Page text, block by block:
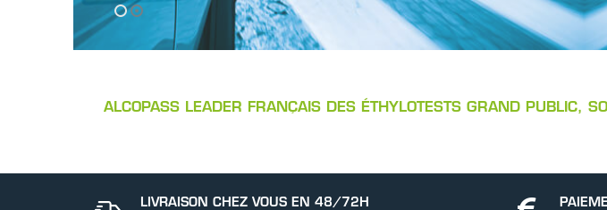
ALCOPASS LEADER FRANÇAIS DES ÉTHYLOTESTS GRAND PUBLIC,
LIVRAISON CHEZ VOUS EN 48/72H